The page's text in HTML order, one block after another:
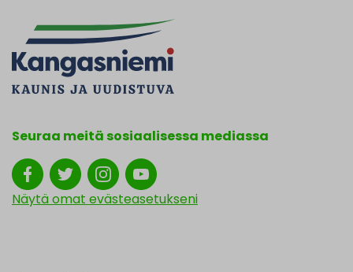
Seuraa meitä sosiaalisessa mediassa
Näytä omat evästeasetukseni